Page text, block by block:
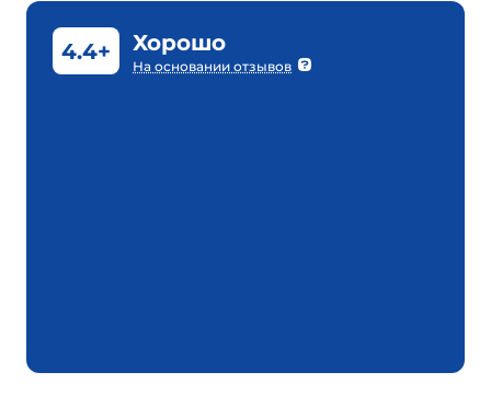
4.4+ Хорошо
На основании отзывов